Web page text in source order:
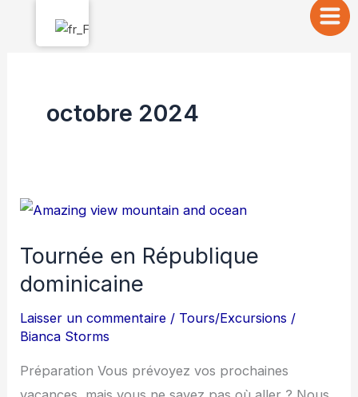
octobre 2024
Tournée en République
dominicaine
Laisser un commentaire / Tours/Excursions /
Bianca Storms
Préparation Vous prévoyez vos prochaines
Tournée
République
dominicaine